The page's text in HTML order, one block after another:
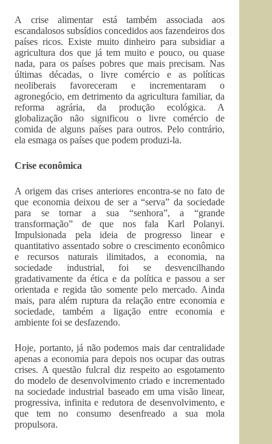
A crise alimentar está também associada aos
escandalosos subsídios concedidos aos fazendeiros dos
países ricos. Existe muito dinheiro para subsidiar a
agricultura dos que já tem muito e pouco, ou quase
nada, para os países pobres que mais precisam. Nas
últimas décadas, o livre comércio e as políticas
neoliberais favoreceram e incrementaram o
agronegócio, em detrimento da agricultura familiar, da
reforma agrária, da produção ecológica. A
globalização não significou o livre comércio de
comida de alguns países para outros. Pelo contrário,
ela esmaga os países que podem produzi-la.
Crise econômica
A origem das crises anteriores encontra-se no fato de
que economia deixou de ser a “serva” da sociedade
para se tornar a sua “senhora”, a “grande
transformação” de que nos fala Karl Polanyi.
Impulsionada pela ideia de progresso linear e
quantitativo assentado sobre o crescimento econômico
e recursos naturais ilimitados, a economia, na
sociedade industrial, foi se desvencilhando
gradativamente da ética e da política e passou a ser
orientada e regida tão somente pelo mercado. Ainda
mais, para além ruptura da relação entre economia e
sociedade, também a ligação entre economia e
ambiente foi se desfazendo.
Hoje, portanto, já não podemos mais dar centralidade
apenas a economia para depois nos ocupar das outras
crises. A questão fulcral diz respeito ao esgotamento
do modelo de desenvolvimento criado e incrementado
na sociedade industrial baseado em uma visão linear,
progressiva, infinita e redutora de desenvolvimento, e
que tem no consumo desenfreado a sua mola
propulsora.